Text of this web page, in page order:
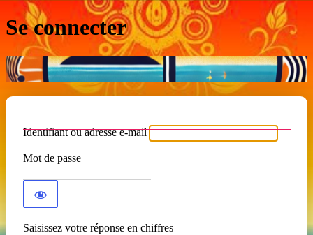
Se connecter
Identifiant ou adresse e-mail
Mot de passe
Saisissez votre réponse en chiffres